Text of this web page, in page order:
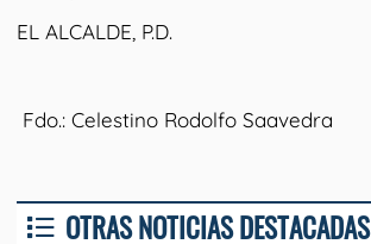
EL ALCALDE, P.D.
Fdo.: Celestino Rodolfo Saavedra
OTRAS NOTICIAS DESTACADAS